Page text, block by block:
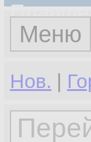
Меню
Нов. |